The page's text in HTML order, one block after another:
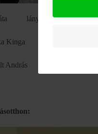
lány kategória 3.
Kinga
András